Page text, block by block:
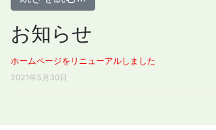
お知らせ
ホームページをリニューアルしました
2021年5月30日